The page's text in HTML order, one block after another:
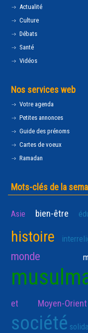
Actualité
Culture
Débats
Santé
Vidéos
Nos services web
Votre agenda
Petites annonces
Guide des prénoms
Cartes de voeux
Ramadan
Mots-clés de la
Asie bien-être
histoire
monde
et Moyen-Orient
société